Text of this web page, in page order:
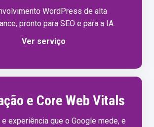
WordPress de alta
pronto para SEO e para a IA.
Ver serviço
e Core Web Vitals
experiência que o Google mede, e